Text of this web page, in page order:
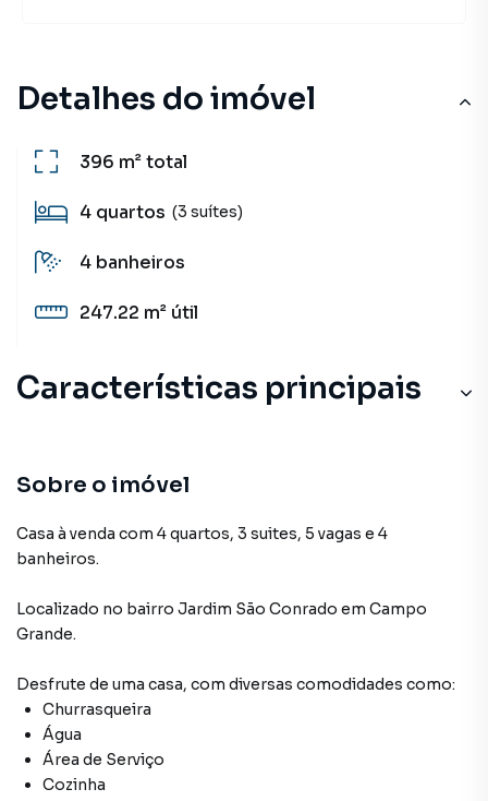
Detalhes do imóvel
396 m²total
4 quartos (3 suítes)
4 banheiros
247.22 m² útil
Características principais
Sobre o imóvel
Casa à venda com 4 quartos, 3 suites, 5 vagas e 4
banheiros.
Localizado no bairro Jardim São Conrado em Campo
Grande.
Desfrute de uma casa, com diversas comodidades como:
Churrasqueira
Água
Área de Serviço
Cozinha